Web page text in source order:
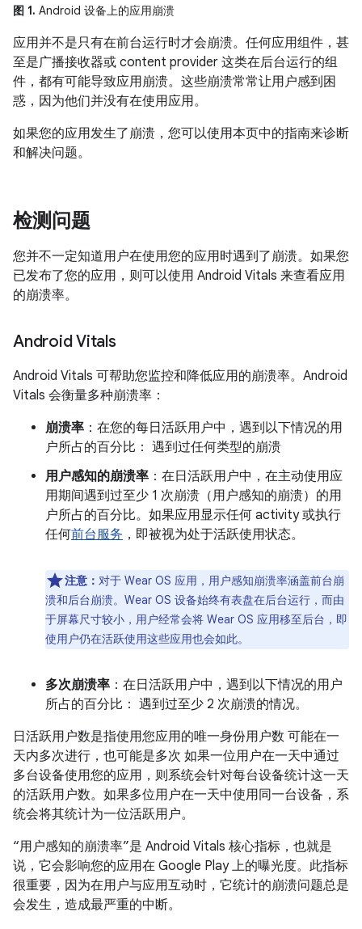
图 1. Android 设备上的应用崩溃
应用并不是只有在前台运行时才会崩溃。任何应用组件，甚
至是广播接收器或 content provider 这类在后台运行的组
件，都有可能导致应用崩溃。这些崩溃常常让用户感到困
惑，因为他们并没有在使用应用。
如果您的应用发生了崩溃，您可以使用本页中的指南来诊断
和解决问题。
检测问题
您并不一定知道用户在使用您的应用时遇到了崩溃。如果您
已发布了您的应用，则可以使用 Android Vitals 来查看应用
的崩溃率。
Android Vitals
Android Vitals 可帮助您监控和降低应用的崩溃率。Android
Vitals 会衡量多种崩溃率：
崩溃率 ：在您的每日活跃用户中，遇到以下情况的用
户所占的百分比： 遇到过任何类型的崩溃
用户感知的崩溃率 ：在日活跃用户中，在主动使用应
用期间遇到过至少 1 次崩溃（用户感知的崩溃）的用
户所占的百分比。如果应用显示任何 activity 或执行
任何前台服务 ，即被视为处于活跃使用状态。
注意： 对于 Wear OS 应用，用户感知崩溃率涵盖前台崩
溃和后台崩溃。Wear OS 设备始终有表盘在后台运行，而由
于屏幕尺寸较小，用户经常会将 Wear OS 应用移至后台，即
使用户仍在活跃使用这些应用也会如此。
多次崩溃率 ：在日活跃用户中，遇到以下情况的用户
所占的百分比： 遇到过至少 2 次崩溃的情况。
日活跃用户数是指使用您应用的唯一身份用户数 可能在一
天内多次进行，也可能是多次 如果一位用户在一天中通过
多台设备使用您的应用，则系统会针对每台设备统计这一天
的活跃用户数。如果多位用户在一天中使用同一台设备，系
统会将其统计为一位活跃用户。
“用户感知的崩溃率”是 Android Vitals 核心指标，也就是
说，它会影响您的应用在 Google Play 上的曝光度。此指标
很重要，因为在用户与应用互动时，它统计的崩溃问题总是
会发生，造成最严重的中断。